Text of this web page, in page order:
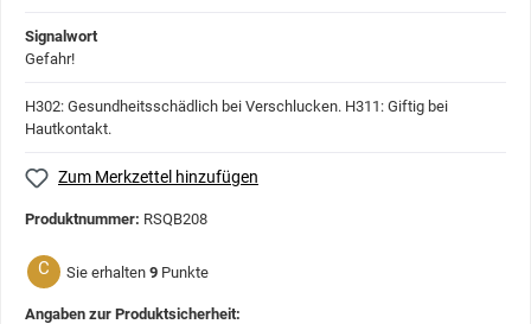
Signalwort
Gefahr!
H302: Gesundheitsschädlich bei Verschlucken. H311: Giftig bei
Hautkontakt.
Zum Merkzettel hinzufügen
Produktnummer: RSQB208
C Sie erhalten 9 Punkte
Angaben zur Produktsicherheit: